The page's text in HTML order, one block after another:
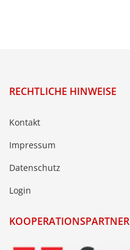
RECHTLICHE HINWEISE
Kontakt
Impressum
Datenschutz
Login
KOOPERATIONSPARTNER